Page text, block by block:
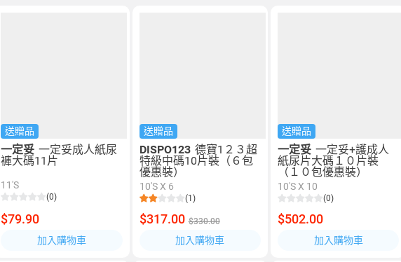
送贈品
一定妥 一定妥成人紙尿
褲大碼11片
11'S
(0)
$79.90
加入購物車
送贈品
DISPO123 德寶1２３超
特級中碼10片裝（６包
優惠裝）
10'S X 6
(1)
$317.00 $330.00
加入購物車
送贈品
一定妥 一定妥+護成人
紙尿片大碼１０片裝
（１０包優惠裝）
10'S X 10
(0)
$502.00
加入購物車